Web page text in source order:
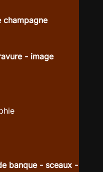
champagne
- image
banque - sceaux -